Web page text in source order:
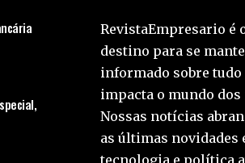
RevistaEmpresario é
destino para se
informado sobre tudo
impacta o mundo dos
Nossas notícias
as últimas novidades